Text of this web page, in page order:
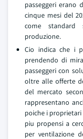
passeggeri erano
cinque mesi del
come standard
produzione.
Cio indica che i
prendendo di
passeggeri con
oltre alle offerte
del mercato
rappresentano
poiche i
piu propensi a
per ventilazione